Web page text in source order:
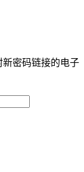
密码链接的电子